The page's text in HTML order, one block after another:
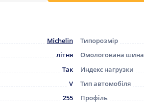
Michelin Типорозмір
літня Омологована шина
Так Индекс нагрузки
V Тип автомобіля
255 Профіль